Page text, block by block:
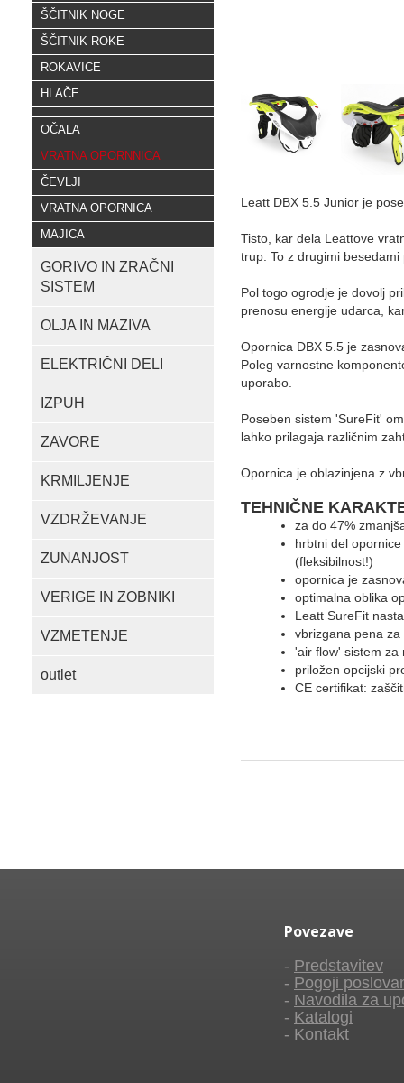
ŠČITNIK NOGE
ŠČITNIK ROKE
ROKAVICE
HLAČE
OČALA
VRATNA OPORNNICA
ČEVLJI
VRATNA OPORNICA
MAJICA
GORIVO IN ZRAČNI
SISTEM
OLJA IN MAZIVA
ELEKTRIČNI DELI
IZPUH
ZAVORE
KRMILJENJE
VZDRŽEVANJE
ZUNANJOST
VERIGE IN ZOBNIKI
VZMETENJE
outlet
Leatt DBX 5.5 Junior je
Tisto, kar dela Leattove
trup. To z drugimi
Pol togo ogrodje je dovolj
prenosu energije udarca,
Opornica DBX 5.5 je
Poleg varnostne
uporabo.
Poseben sistem 'SureFit'
lahko prilagaja različnim
Opornica je oblazinjena z
TEHNIČNE
za do 47%
hrbtni del
(fleksibilnost!)
opornica je
optimalna oblika
Leatt SureFit
vbrizgana pena
'air flow' sistem za
priložen opcijski
CE certifikat:
Povezave
- Predstavitev
- Pogoji
- Navodila za
- Katalogi
- Kontakt